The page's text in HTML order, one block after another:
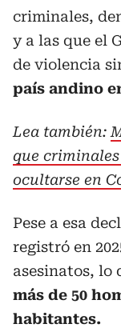
criminales,
y a las que el
de violencia
país andino
Lea también:
que
ocultarse en
Pese a esa
registró en
asesinatos, lo
más de 50
habitantes.